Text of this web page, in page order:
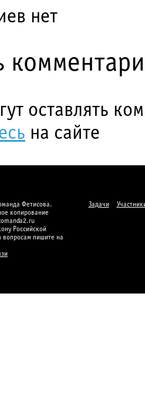
нет
оставлять
на сайте
Фетисова.
копирование
Российской
пишите на
Задачи